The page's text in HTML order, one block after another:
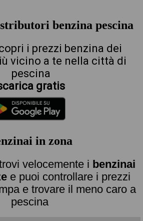
benzina pescina
i prezzi benzina dei
vicino a te nella città di
pescina
gratis
in zona
velocemente i benzinai
e puoi controllare i prezzi
e trovare il meno caro a
pescina